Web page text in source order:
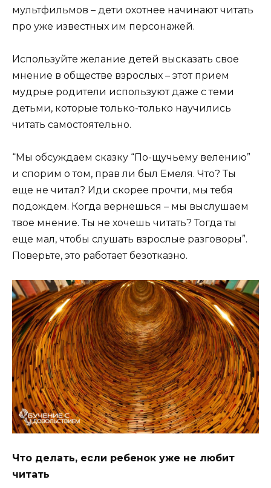
мультфильмов – дети охотнее начинают читать
про уже известных им персонажей.
Используйте желание детей высказать свое
мнение в обществе взрослых – этот прием
мудрые родители используют даже с теми
детьми, которые только-только научились
читать самостоятельно.
“Мы обсуждаем сказку “По-щучьему велению”
и спорим о том, прав ли был Емеля. Что? Ты
еще не читал? Иди скорее прочти, мы тебя
подождем. Когда вернешься – мы выслушаем
твое мнение. Ты не хочешь читать? Тогда ты
еще мал, чтобы слушать взрослые разговоры”.
Поверьте, это работает безотказно.
Что делать, если ребенок уже не любит
читать